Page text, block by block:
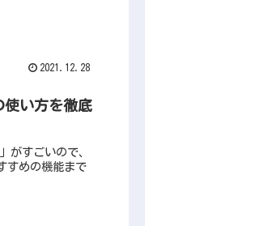
2021.12.28
使い方を徹底
がすごいので、
すめの機能まで